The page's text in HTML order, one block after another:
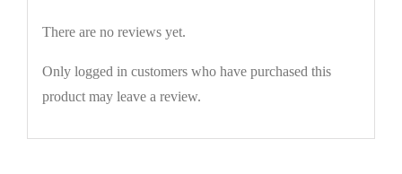
There are no reviews yet.
Only logged in customers who have purchased this
product may leave a review.